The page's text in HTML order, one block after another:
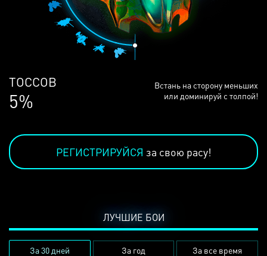
ЛЮДЕЙ
68%
Встань на сторону меньших
или доминируй с толпой!
РЕГИСТРИРУЙСЯ за свою расу!
ЛУЧШИЕ БОИ
За 30 дней За год За все время